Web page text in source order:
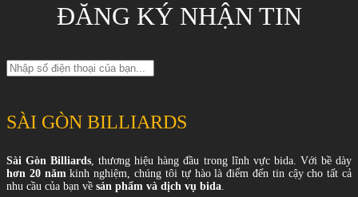
ĐĂNG KÝ NHẬN TIN
SÀI GÒN BILLIARDS
Sài Gòn Billiards , thương hiệu hàng đầu trong lĩnh vực bida. Với bề dày
hơn 20 năm kinh nghiệm, chúng tôi tự hào là điểm đến tin cậy cho tất cả
nhu cầu của bạn về sản phẩm và dịch vụ bida